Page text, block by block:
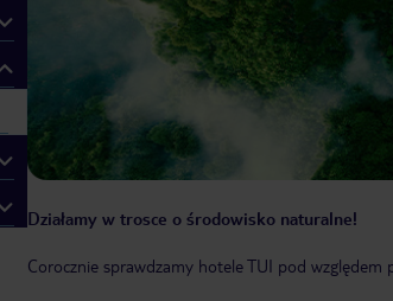
Działamy w trosce o środowisko naturalne!
Corocznie sprawdzamy hotele TUI pod względem